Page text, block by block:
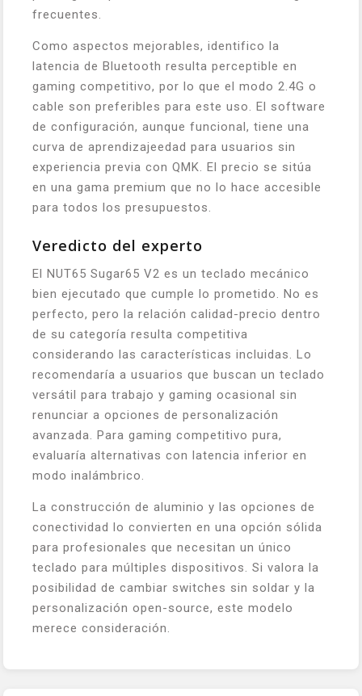
frecuentes.
Como aspectos mejorables, identifico la
latencia de Bluetooth resulta perceptible en
gaming competitivo, por lo que el modo 2.4G o
cable son preferibles para este uso. El software
de configuración, aunque funcional, tiene una
curva de aprendizajeedad para usuarios sin
experiencia previa con QMK. El precio se sitúa
en una gama premium que no lo hace accesible
para todos los presupuestos.
Veredicto del experto
El NUT65 Sugar65 V2 es un teclado mecánico
bien ejecutado que cumple lo prometido. No es
perfecto, pero la relación calidad-precio dentro
de su categoría resulta competitiva
considerando las características incluidas. Lo
recomendaría a usuarios que buscan un teclado
versátil para trabajo y gaming ocasional sin
renunciar a opciones de personalización
avanzada. Para gaming competitivo pura,
evaluaría alternativas con latencia inferior en
modo inalámbrico.
La construcción de aluminio y las opciones de
conectividad lo convierten en una opción sólida
para profesionales que necesitan un único
teclado para múltiples dispositivos. Si valora la
posibilidad de cambiar switches sin soldar y la
personalización open-source, este modelo
merece consideración.